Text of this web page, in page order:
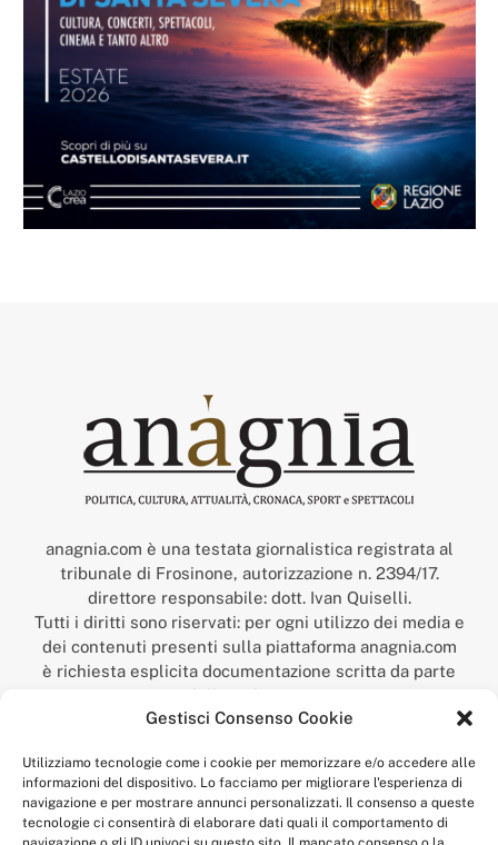
Gestisci Consenso Cookie
Utilizziamo tecnologie come i cookie per memorizzare e/o accedere alle
informazioni del dispositivo. Lo facciamo per migliorare l'esperienza di
navigazione e per mostrare annunci personalizzati. Il consenso a queste
tecnologie ci consentirà di elaborare dati quali il comportamento di
anagnia.com è una testata giornalistica registrata al
tribunale di Frosinone, autorizzazione n. 2394/17.
direttore responsabile: dott. Ivan Quiselli.
Tutti i diritti sono riservati: per ogni utilizzo dei media e
dei contenuti presenti sulla piattaforma anagnia.com
è richiesta esplicita documentazione scritta da parte
della redazione.
“Anagnia” è un marchio registrato presso l’Ufficio Italiano
Economico,
num. registrazione: 302017000014044 del 9 febbraio 2017.
Per contatti:redazione@anagnia.com